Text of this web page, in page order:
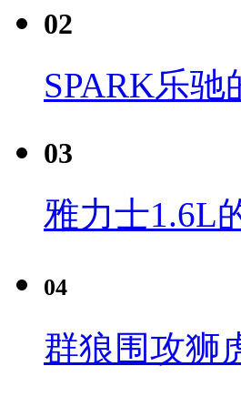
02
SPARK乐
03
雅力士1.6L
04
群狼围攻狮